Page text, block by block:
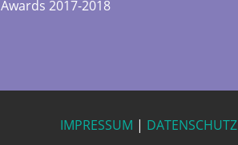
Awards 2017-2018
IMPRESSUM | DATENSCHUTZ